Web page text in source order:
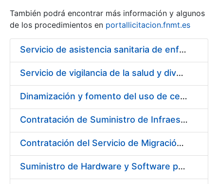
También podrá encontrar más información y algunos
de los procedimientos en portallicitacion.fnmt.es
Servicio de asistencia sanitaria de enfermería de urgencias en la Fábrica Nacional de Moneda y Timbre - Real Casa de la Moneda
Servicio de vigilancia de la salud y diversas actividades preventivas en la Fábrica de Papel de Burgos y actividades sanitarias en el centro de trabajo de Madrid de la Fábrica Nacional de Moneda y Timbre - Real Casa de la Moneda
Dinamización y fomento del uso de certificados CERES en Redes Sociales
Contratación de Suministro de Infraestructura para entorno de Preservación de Datos
Contratación del Servicio de Migración del Sistema ACSFE a Opentext
Suministro de Hardware y Software para la Ampliación de la Infraestructura del Área de Digitalización en la FNMT-RCM